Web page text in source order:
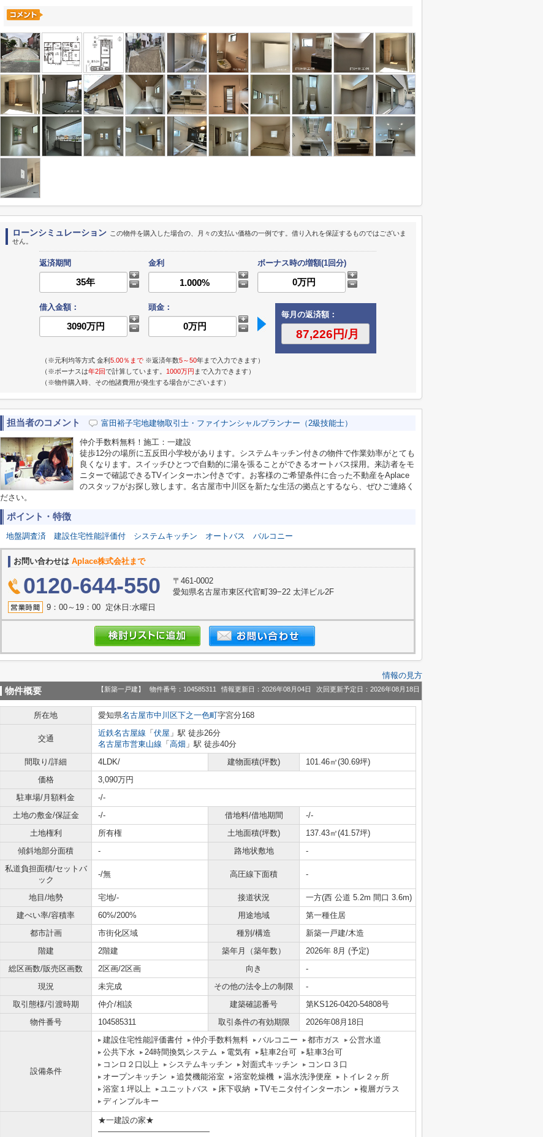
ローンシミュレーション この物件を購入した場合の、月々の支払い価格の一例です。借り入れを保証するものではございま
せん。
返済期間 金利 ボーナス時の増額(1回分)
借入金額：
頭金：
毎月の返済額：
（※元利均等方式 金利5.00％まで ※返済年数5～50年まで入力できます）
（※ボーナスは年2回で計算しています。 1000万円 まで入力できます）
（※物件購入時、その他諸費用が発生する場合がございます）
担当者のコメント 富田裕子宅地建物取引士・ファイナンシャルプランナー（2級技能士）
仲介手数料無料！施工：一建設
徒歩12分の場所に五反田小学校があります。システムキッチン付きの物件で作業効率がとても
良くなります。スイッチひとつで自動的に湯を張ることができるオートバス採用。来訪者をモ
ニターで確認できるTVインターホン付きです。お客様のご希望条件に合った不動産をAplace
のスタッフがお探し致します。名古屋市中川区を新たな生活の拠点とするなら、ぜひご連絡く
ださい。
ポイント・特徴
地盤調査済 建設住宅性能評価付 システムキッチン オートバス バルコニー
お問い合わせは Aplace株式会社まで
0120-644-550
〒461-0002
愛知県名古屋市東区代官町39−22 太洋ビル2F
9：00～19：00 定休日:水曜日
情報の見方
物件概要 【新築一戸建】 物件番号：104585311 情報更新日：2026年08月04日 次回更新予定日：2026年08月18日
所在地 愛知県名古屋市中川区下之一色町字宮分168
交通
近鉄名古屋線 「 伏屋 」駅 徒歩26分
名古屋市営東山線 「 高畑 」駅 徒歩40分
間取り/詳細
4LDK/ 建物面積(坪数)
101.46㎡(30.69坪)
価格
3,090万円
駐車場/月額料金
-/-
土地の敷金/保証金
-/- 借地料/借地期間
-/-
土地権利
所有権 土地面積(坪数)
137.43㎡(41.57坪)
傾斜地部分面積
- 路地状敷地
-
私道負担面積/セットバ
ック
-/無 高圧線下面積 -
地目/地勢 宅地/- 接道状況
一方(西 公道 5.2m 間口 3.6m)
建ぺい率/容積率
60%/200% 用途地域
第一種住居
都市計画
市街化区域 種別/構造
新築一戸建/木造
階建
2階建 築年月（築年数）
2026年 8月 (予定)
総区画数/販売区画数
2区画/2区画 向き
-
現況
未完成 その他の法令上の制限
-
取引態様/引渡時期
仲介/相談 建築確認番号
第KS126-0420-54808号
物件番号
104585311 取引条件の有効期限 2026年08月18日
設備条件
建設住宅性能評価書付 仲介手数料無料 バルコニー 都市ガス
公営水道
公共下水
24時間換気システム 電気有 駐車2台可
駐車3台可
コンロ２口以上
システムキッチン 対面式キッチン
コンロ３口
オープンキッチン
追焚機能浴室 浴室乾燥機 温水洗浄便座
トイレ２ヶ所
浴室１坪以上
ユニットバス 床下収納 TVモニタ付インターホン
複層ガラス
ディンプルキー
★一建設の家★
――――――――――――――